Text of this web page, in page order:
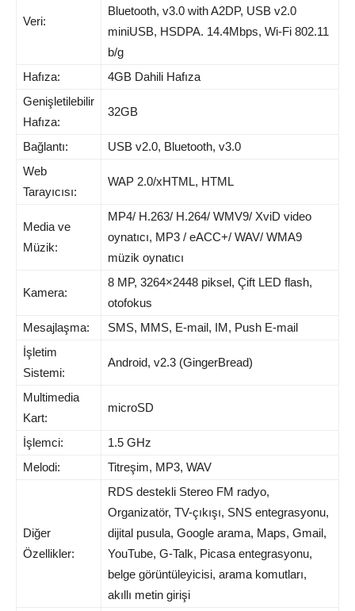
Veri:
Bluetooth, v3.0 with A2DP, USB v2.0
miniUSB, HSDPA. 14.4Mbps, Wi-Fi 802.11
b/g
Hafıza:
4GB Dahili Hafıza
Genişletilebilir
Hafıza:
32GB
Bağlantı:
USB v2.0, Bluetooth, v3.0
Web
Tarayıcısı:
WAP 2.0/xHTML, HTML
Media ve
Müzik:
MP4/ H.263/ H.264/ WMV9/ XviD video
oynatıcı, MP3 / eACC+/ WAV/ WMA9
müzik oynatıcı
Kamera:
8 MP, 3264×2448 piksel, Çift LED flash,
otofokus
Mesajlaşma:
SMS, MMS, E-mail, IM, Push E-mail
İşletim
Sistemi:
Android, v2.3 (GingerBread)
Multimedia
Kart:
microSD
İşlemci:
1.5 GHz
Melodi:
Titreşim, MP3, WAV
Diğer
Özellikler:
RDS destekli Stereo FM radyo,
Organizatör, TV-çıkışı, SNS entegrasyonu,
dijital pusula, Google arama, Maps, Gmail,
YouTube, G-Talk, Picasa entegrasyonu,
belge görüntüleyicisi, arama komutları,
akıllı metin girişi